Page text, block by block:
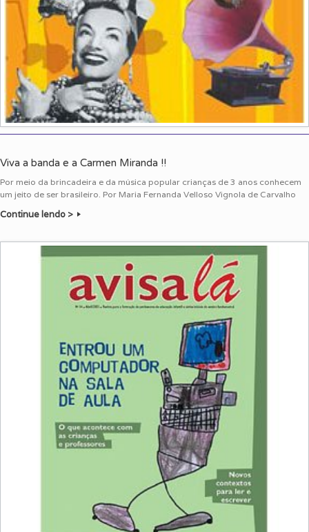
Viva a banda e a Carmen Miranda !!
Por meio da brincadeira e da música popular crianças de 3 anos conhecem
um jeito de ser brasileiro. Por Maria Fernanda Velloso Vignola de Carvalho
Continue lendo >